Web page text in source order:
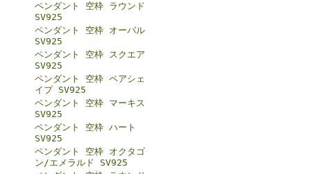
ペンダント 空枠 ラウンド
SV925
ペンダント 空枠 オーバル
SV925
ペンダント 空枠 スクエア
SV925
ペンダント 空枠 ペアシェ
イプ SV925
ペンダント 空枠 マーキス
SV925
ペンダント 空枠 ハート
SV925
ペンダント 空枠 オクタゴ
ン/エメラルド SV925